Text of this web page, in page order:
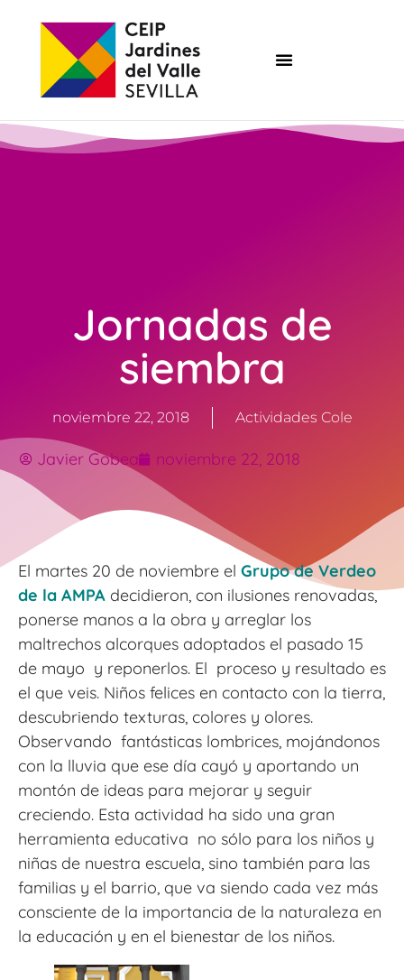
Jornadas de
siembra
noviembre 22, 2018 Actividades Cole
Javier Gobea noviembre 22, 2018
El martes 20 de noviembre el Grupo de Verdeo
de la AMPA decidieron, con ilusiones renovadas,
ponerse manos a la obra y arreglar los
maltrechos alcorques adoptados el pasado 15
de mayo y reponerlos. El proceso y resultado es
el que veis. Niños felices en contacto con la tierra,
descubriendo texturas, colores y olores.
Observando fantásticas lombrices, mojándonos
con la lluvia que ese día cayó y aportando un
montón de ideas para mejorar y seguir
creciendo. Esta actividad ha sido una gran
herramienta educativa no sólo para los niños y
niñas de nuestra escuela, sino también para las
familias y el barrio, que va siendo cada vez más
consciente de la importancia de la naturaleza en
la educación y en el bienestar de los niños.